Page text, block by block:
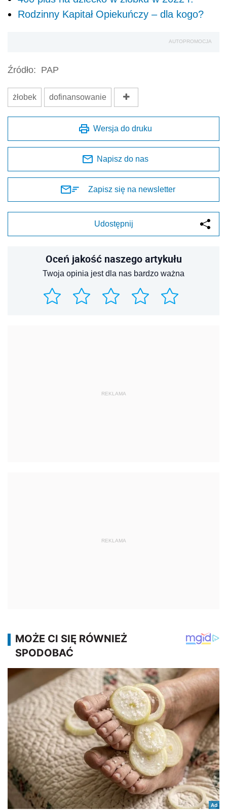
Rodzinny Kapitał Opiekuńczy – dla kogo?
AUTOPROMOCJA
Źródło: PAP
żłobek dofinansowanie
Wersja do druku
Napisz do nas
Zapisz się na newsletter
Udostępnij
Oceń jakość naszego artykułu
Twoja opinia jest dla nas bardzo ważna
REKLAMA
REKLAMA